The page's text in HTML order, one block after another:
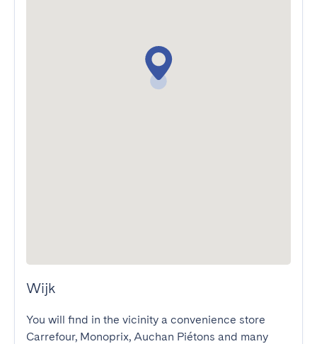
Wijk
You will find in the vicinity a convenience store
Carrefour, Monoprix, Auchan Piétons and many